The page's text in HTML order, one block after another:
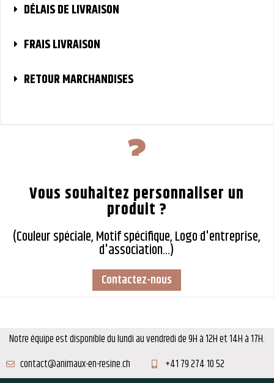
DÉLAIS DE LIVRAISON
FRAIS LIVRAISON
RETOUR MARCHANDISES
Vous souhaitez personnaliser un
produit ?
(Couleur spéciale, Motif spécifique, Logo d'entreprise,
d'association...)
Contactez-nous
Notre équipe est disponible du lundi au vendredi de 9H à 12H et 14H à 17H.
contact@animaux-en-resine.ch
+41 79 274 10 52